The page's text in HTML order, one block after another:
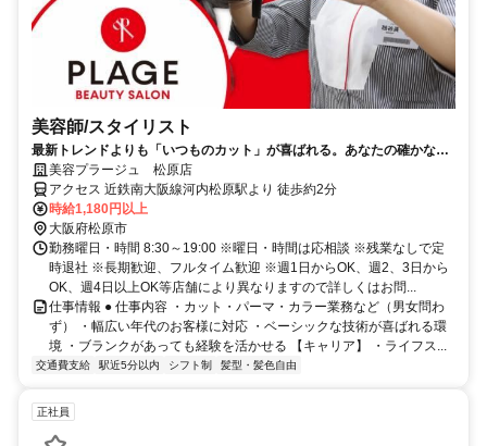
美容師/スタイリスト
最新トレンドよりも「いつものカット」が喜ばれる。あなたの確かな基
礎技術が活きる場所。
美容プラージュ 松原店
アクセス 近鉄南大阪線河内松原駅より 徒歩約2分
時給1,180円以上
大阪府松原市
勤務曜日・時間 8:30～19:00 ※曜日・時間は応相談 ※残業なしで定
時退社 ※長期歓迎、フルタイム歓迎 ※週1日からOK、週2、3日から
OK、週4日以上OK等店舗により異なりますので詳しくはお問...
仕事情報 ● 仕事内容 ・カット・パーマ・カラー業務など（男女問わ
ず） ・幅広い年代のお客様に対応 ・ベーシックな技術が喜ばれる環
境 ・ブランクがあっても経験を活かせる 【キャリア】 ・ライフス...
交通費支給 駅近5分以内 シフト制 髪型・髪色自由
正社員